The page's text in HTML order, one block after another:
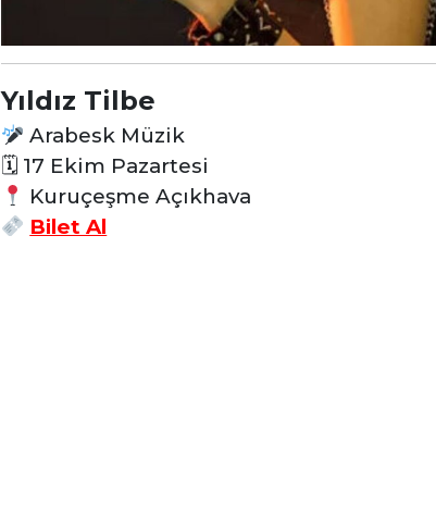
Yıldız Tilbe
Arabesk Müzik
🗓 17 Ekim Pazartesi
Kuruçeşme Açıkhava
Bilet Al